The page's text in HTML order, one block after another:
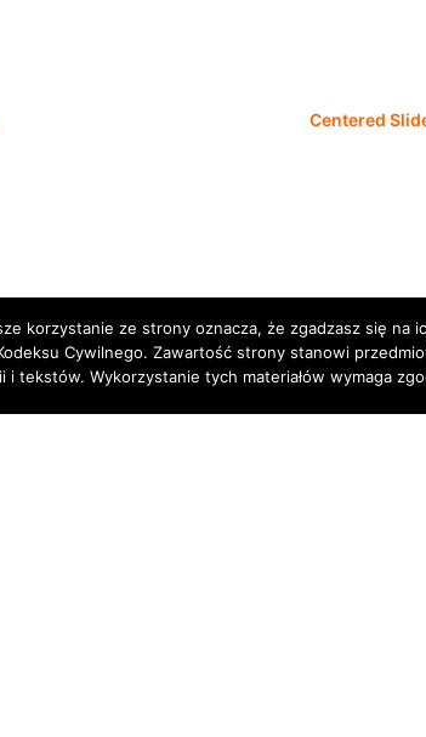
Centered
korzystanie ze strony oznacza, że zgadzasz się na
Cywilnego. Zawartość strony stanowi
tekstów. Wykorzystanie tych materiałów wymaga